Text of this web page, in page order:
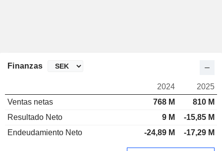
Finanzas
2024
2025
Ventas netas
768 M
810 M
Resultado Neto
9 M
-15,85 M
Endeudamiento Neto
-24,89 M -17,29 M